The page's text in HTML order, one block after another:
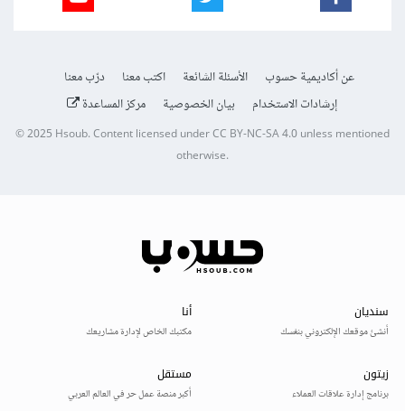
عن أكاديمية حسوب الأسئلة الشائعة اكتب معنا
درّب معنا
إرشادات الاستخدام
بيان الخصوصية مركز المساعدة
© 2025Hsoub.Content licensed underCC BY-NC-SA 4.0unless mentioned
otherwise.